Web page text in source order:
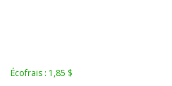
Écofrais : 1,85 $